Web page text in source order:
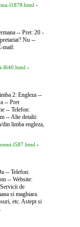
l1878.html-
-- Pret: 20 -
Nu --
mail:
l640.html-
2: Engleza --
-- Pret
-- Telefon:
-- Alte detalii:
limba engleza,
l587.html-
-- Telefon:
-- Website:
de
si maghiara.
etc. Astept si